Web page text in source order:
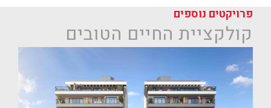
פרויקטים נוספים
קולקציית החיים הטובים